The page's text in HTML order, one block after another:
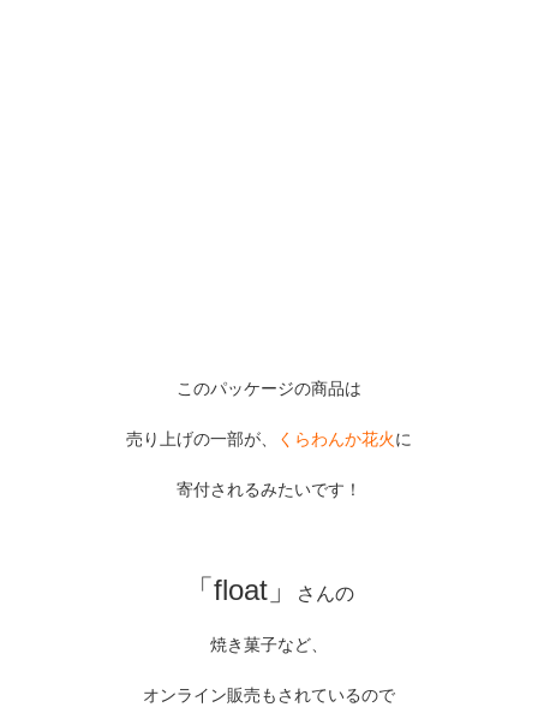
このパッケージの商品は
売り上げの一部が、 くらわんか花火に
寄付されるみたいです！
「float」 さんの
焼き菓子など、
オンライン販売もされているので